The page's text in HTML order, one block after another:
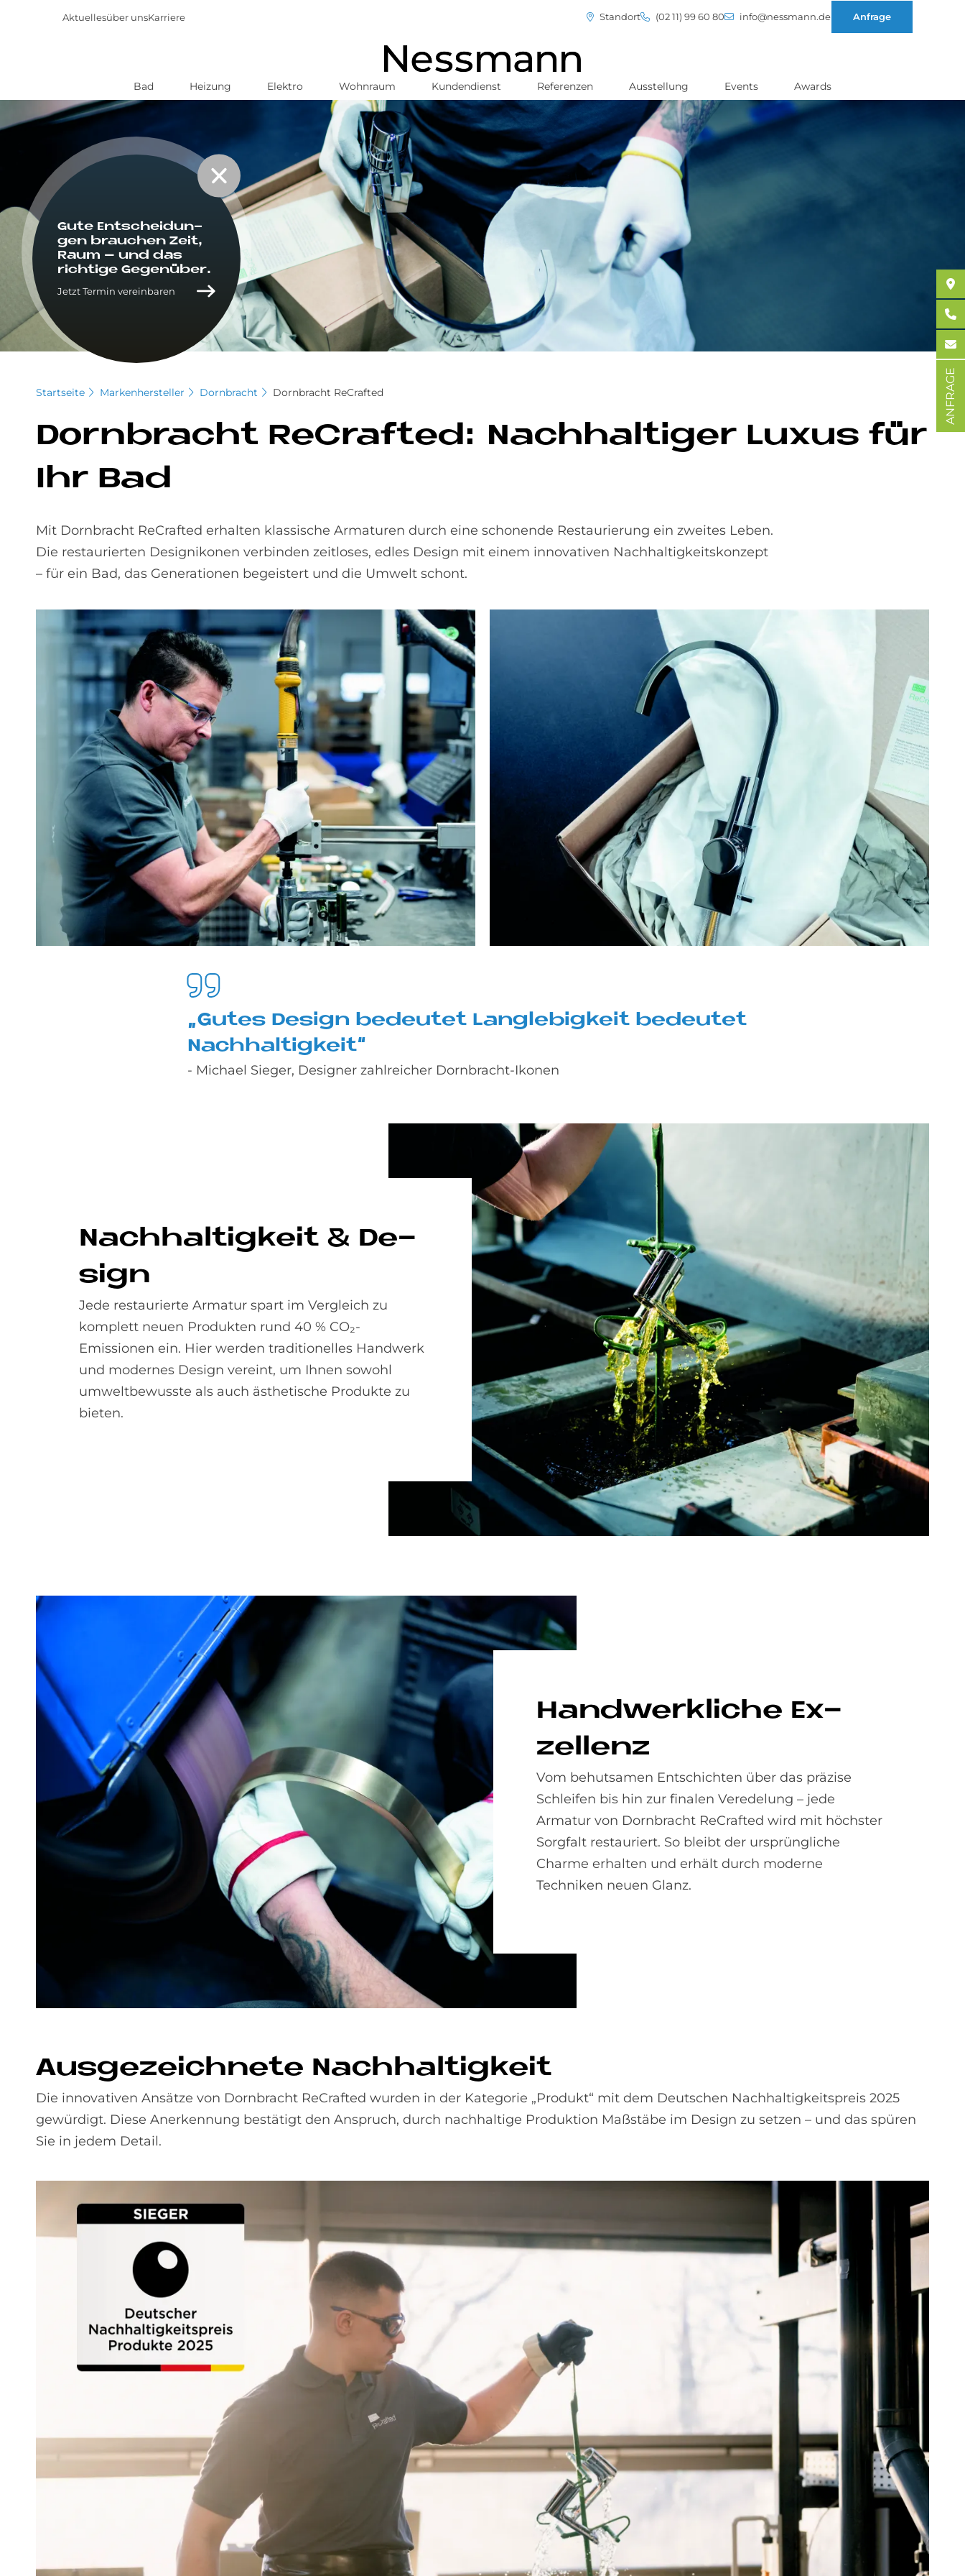
Inhalt
Aktuellesüber unsKarriere Standort (02 11) 99 60 80 info@nessmann.de Anfrage
Bad Heizung Elektro Wohnraum Kundendienst Referenzen Ausstellung Events Awards
Startseite Markenhersteller Dornbracht Dornbracht ReCrafted
Dorn­bracht Re­Craf­ted: Nach­hal­ti­ger Lu­xus für
Ihr Bad
Mit Dornbracht ReCrafted erhalten klassische Armaturen durch eine schonende Restaurierung ein zweites Leben.
Die restaurierten Designikonen verbinden zeitloses, edles Design mit einem innovativen Nachhaltigkeitskonzept
– für ein Bad, das Generationen begeistert und die Umwelt schont.
„Gu­tes De­sign be­deu­tet Lang­le­big­keit be­deu­tet
Nach­hal­tig­keit“
- Michael Sieger, Designer zahlreicher Dornbracht-Ikonen
Nach­hal­tig­keit & De­
sign
Jede restaurierte Armatur spart im Vergleich zu
komplett neuen Produkten rund 40 % CO₂-
Emissionen ein. Hier werden traditionelles Handwerk
und modernes Design vereint, um Ihnen sowohl
umweltbewusste als auch ästhetische Produkte zu
bieten.
Hand­werk­li­che Ex­
zel­lenz
Vom behutsamen Entschichten über das präzise
Schleifen bis hin zur finalen Veredelung – jede
Armatur von Dornbracht ReCrafted wird mit höchster
Sorgfalt restauriert. So bleibt der ursprüngliche
Charme erhalten und erhält durch moderne
Techniken neuen Glanz.
Aus­ge­zeich­ne­te Nach­hal­tig­keit
Die innovativen Ansätze von Dornbracht ReCrafted wurden in der Kategorie „Produkt“ mit dem Deutschen Nachhaltigkeitspreis 2025
gewürdigt. Diese Anerkennung bestätigt den Anspruch, durch nachhaltige Produktion Maßstäbe im Design zu setzen – und das spüren
Sie in jedem Detail.
Gute Ent­schei­dun­
gen brau­chen Zeit,
Raum – und das
rich­ti­ge Ge­gen­über.
Jetzt Termin vereinbaren
ANFRAGE